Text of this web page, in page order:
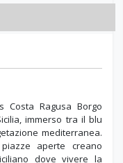
Costa Ragusa Borgo
immerso tra il blu
mediterranea.
aperte creano
dove vivere la